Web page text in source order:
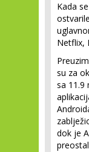
Kada
Netflix,
su za
sa 11.9
dok je